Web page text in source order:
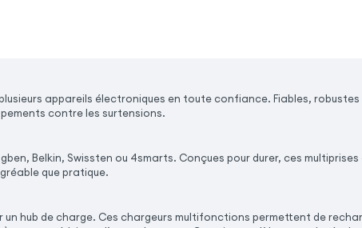
appareils électroniques en toute confiance. Fiables,
contre les surtensions.
Belkin, Swissten ou 4smarts. Conçues pour durer, ces
que pratique.
hub de charge. Ces chargeurs multifonctions permettent de